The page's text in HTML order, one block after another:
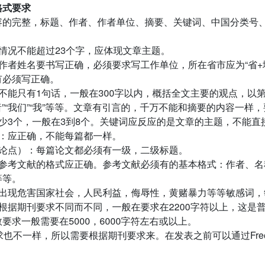
要求
完整，标题、作者、作者单位、摘要、关键词、中国分类号
况不能超过23个字，应体现文章主题。
者姓名要书写正确，必须要求写工作单位，所在省市应为“省
须写正确。
能只有1句话，一般在300字以内，概括全文主要的观点，以
我们”“我”等等。文章有引言的，千万不能和摘要的内容一样，
3个，一般在3到8个。关键词应反应的是文章的主题，不能直
应正确，不能每篇都一样。
点）：每篇论文都必须有一级，二级标题。
考文献的格式应正确。参考文献必须有的基本格式：作者、
。
现危害国家社会，人民利益，侮辱性，黄赌暴力等等敏感词，
据期刊要求不同而不同，一般在要求在2200字符以上，这是
求一般需要在5000，6000字符左右或以上。
不一样，所以需要根据期刊要求来。在发表之前可以通过